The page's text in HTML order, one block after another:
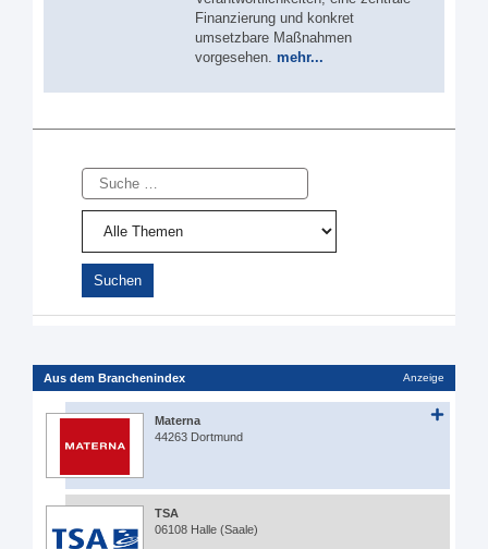
Finanzierung und konkret
umsetzbare Maßnahmen
vorgesehen. mehr...
Suche
Aus dem Branchenindex Anzeige
Materna
44263 Dortmund
TSA
06108 Halle (Saale)